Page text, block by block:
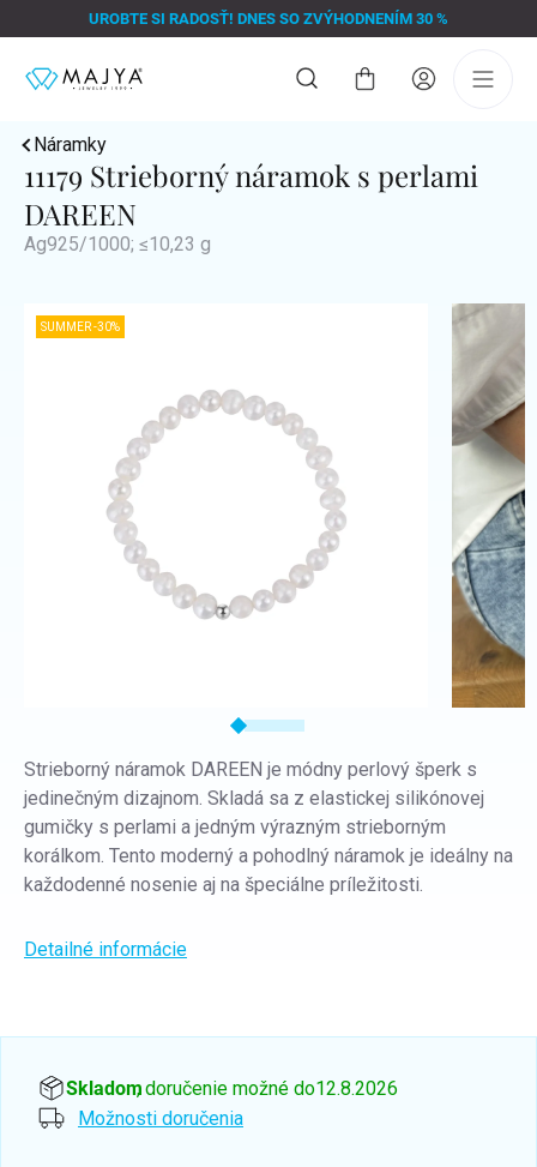
na
UROBTE SI RADOSŤ! DNES SO ZVÝHODNENÍM 30 %
Nákupný
Náramky
11179 Strieborný náramok s perlami
DAREEN
Ag925/1000; ≤10,23 g
SUMMER -30%
Strieborný náramok DAREEN je módny perlový šperk s
jedinečným dizajnom. Skladá sa z elastickej silikónovej
gumičky s perlami a jedným výrazným strieborným
korálkom. Tento moderný a pohodlný náramok je ideálny na
každodenné nosenie aj na špeciálne príležitosti.
Detailné informácie
Skladom, doručenie možné do12.8.2026
Možnosti doručenia